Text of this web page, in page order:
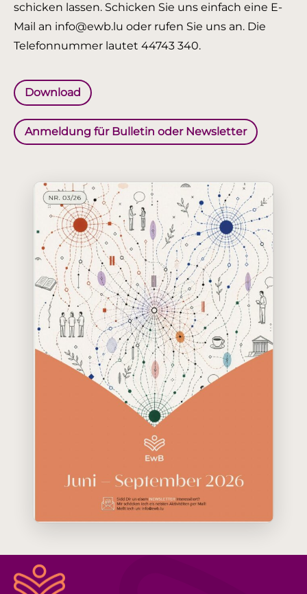
schicken lassen. Schicken Sie uns einfach eine E-
Mail an info@ewb.lu oder rufen Sie uns an. Die
Telefonnummer lautet 44743 340.
Download
Anmeldung für Bulletin oder Newsletter